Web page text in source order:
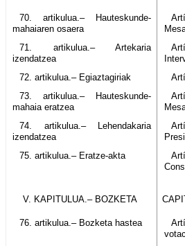
70. artikulua.– Hauteskunde-
mahaiaren osaera
71. artikulua.– Artekaria
izendatzea
72. artikulua.– Egiaztagiriak
73. artikulua.– Hauteskunde-
mahaia eratzea
74. artikulua.– Lehendakaria
izendatzea
75. artikulua.– Eratze-akta
V. KAPITULUA.– BOZKETA
76. artikulua.– Bozketa hastea